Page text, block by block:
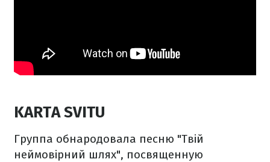
KARTA SVITU
Группа обнародовала песню "Твій
неймовірний шлях", посвященную